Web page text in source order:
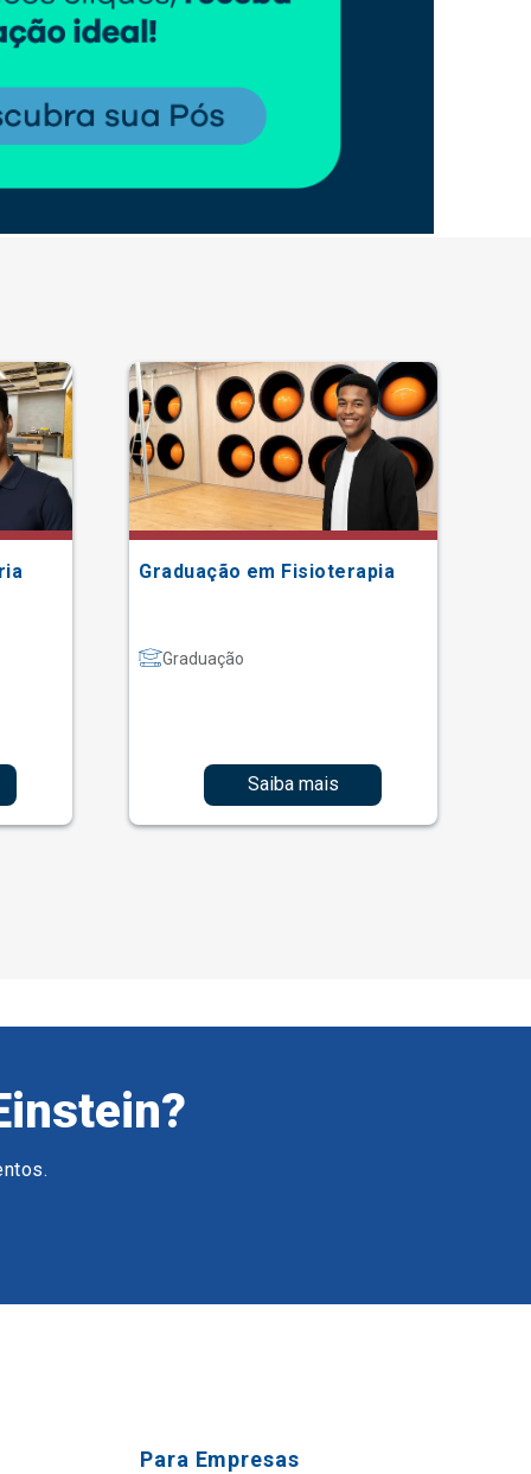
Graduação em Fisioterapia
Graduação
Saiba mais
Para Empresas